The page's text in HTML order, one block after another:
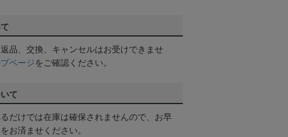
品、交換、キャンセルはお受けできませ
ページをご確認ください。
て
だけでは在庫は確保されませんので、お早
お済ませください。